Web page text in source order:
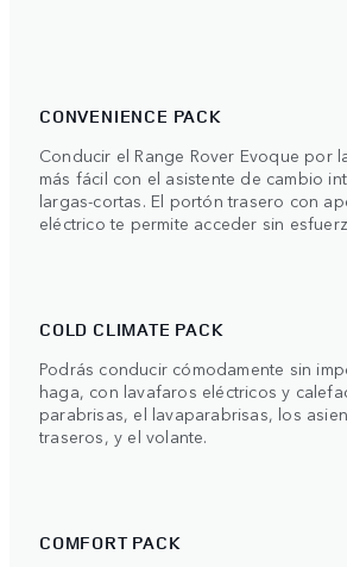
CONVENIENCE PACK
Conducir el Range Rover Evoque por
más fácil con el asistente de cambio
largas-cortas. El portón trasero con
eléctrico te permite acceder sin
COLD CLIMATE PACK
Podrás conducir cómodamente sin
haga, con lavafaros eléctricos y
parabrisas, el lavaparabrisas, los
traseros, y el volante.
COMFORT PACK